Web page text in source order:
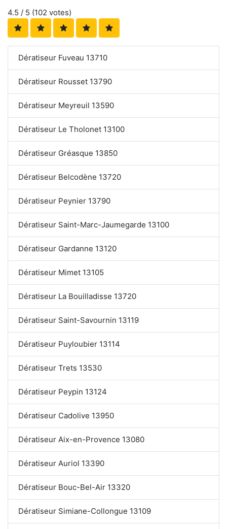
4.5 / 5 (102 votes)
Dératiseur Fuveau 13710
Dératiseur Rousset 13790
Dératiseur Meyreuil 13590
Dératiseur Le Tholonet 13100
Dératiseur Gréasque 13850
Dératiseur Belcodène 13720
Dératiseur Peynier 13790
Dératiseur Saint-Marc-Jaumegarde 13100
Dératiseur Gardanne 13120
Dératiseur Mimet 13105
Dératiseur La Bouilladisse 13720
Dératiseur Saint-Savournin 13119
Dératiseur Puyloubier 13114
Dératiseur Trets 13530
Dératiseur Peypin 13124
Dératiseur Cadolive 13950
Dératiseur Aix-en-Provence 13080
Dératiseur Auriol 13390
Dératiseur Bouc-Bel-Air 13320
Dératiseur Simiane-Collongue 13109